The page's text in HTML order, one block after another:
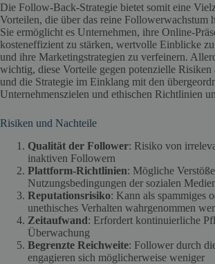
Die Follow-Back-Strategie bietet somit eine
Vorteilen, die über das reine Followerwachstum
Sie ermöglicht es Unternehmen, ihre Online-
kosteneffizient zu stärken, wertvolle Einblicke
und ihre Marketingstrategien zu verfeinern.
wichtig, diese Vorteile gegen potenzielle Risiken
und die Strategie im Einklang mit den
Unternehmenszielen und ethischen Richtlinien
Risiken und Nachteile
Qualität der Follower: Risiko von
inaktiven Followern
Plattform-Richtlinien: Mögliche
Nutzungsbedingungen der sozialen
Reputationsrisiko: Kann als spammiges
unethisches Verhalten wahrgenommen
Zeitaufwand: Erfordert kontinuierliche
Überwachung
Begrenzte Reichweite: Follower durch
engagieren sich möglicherweise weniger